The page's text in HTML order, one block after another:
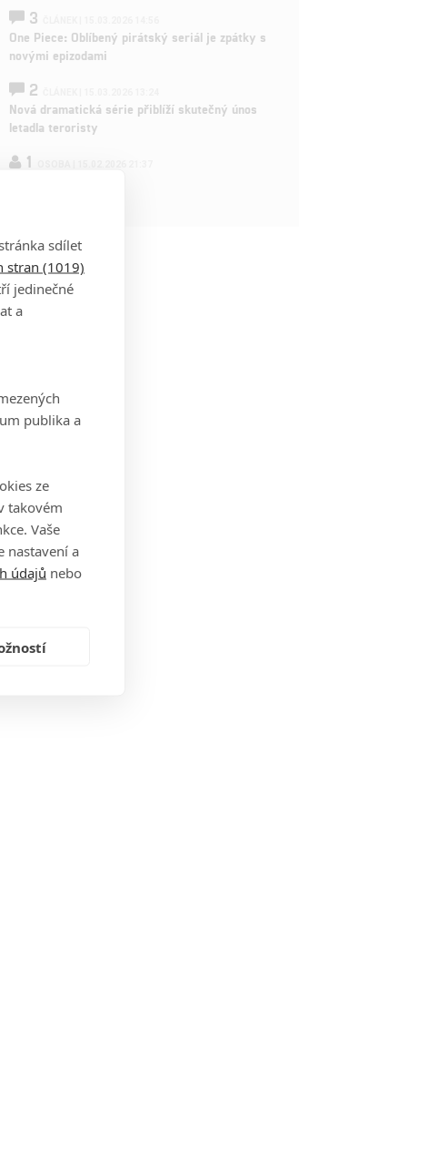
3
One Piece: Oblíbený pirátský seriál je zpátky s
novými epizodami
2
Nová dramatická série přiblíží skutečný únos
letadla teroristy
1
sdílet
stran (1019)
jedinečné
a
publika a
ze
takovém
Vaše
nastavení a
údajů nebo